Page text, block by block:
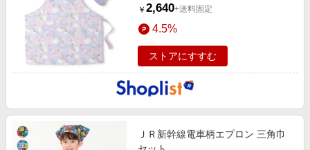
￥ 2,640+送料固定
4.5%
ストアにすすむ
ＪＲ新幹線電車柄エプロン 三角巾